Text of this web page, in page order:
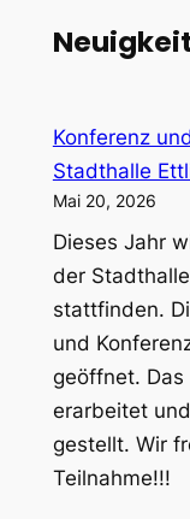
Konferenz
Stadthalle
Mai 20, 2026
Dieses Jahr
der
stattfinden.
und
geöffnet. Das
erarbeitet
gestellt. Wir
Teilnahme!!!